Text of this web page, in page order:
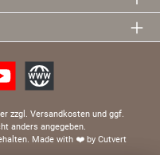
zzgl. Versandkosten und ggf.
anders angegeben.
Made with ❤️by Cutvert